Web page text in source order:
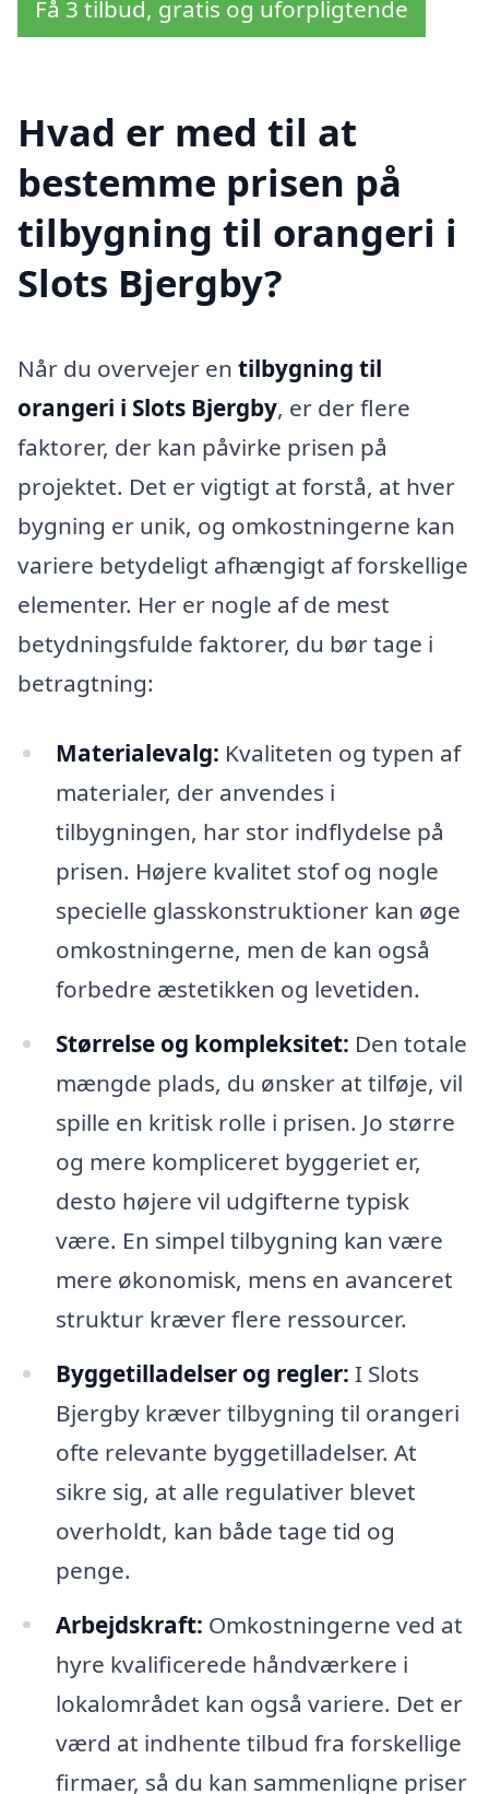
Få 3 tilbud, gratis og uforpligtende
Hvad er med til at
bestemme prisen på
tilbygning til orangeri i
Slots Bjergby?
Når du overvejer en tilbygning til
orangeri i Slots Bjergby, er der flere
faktorer, der kan påvirke prisen på
projektet. Det er vigtigt at forstå, at hver
bygning er unik, og omkostningerne kan
variere betydeligt afhængigt af forskellige
elementer. Her er nogle af de mest
betydningsfulde faktorer, du bør tage i
betragtning:
Materialevalg: Kvaliteten og typen af
materialer, der anvendes i
tilbygningen, har stor indflydelse på
prisen. Højere kvalitet stof og nogle
specielle glasskonstruktioner kan øge
omkostningerne, men de kan også
forbedre æstetikken og levetiden.
Størrelse og kompleksitet: Den totale
mængde plads, du ønsker at tilføje, vil
spille en kritisk rolle i prisen. Jo større
og mere kompliceret byggeriet er,
desto højere vil udgifterne typisk
være. En simpel tilbygning kan være
mere økonomisk, mens en avanceret
struktur kræver flere ressourcer.
Byggetilladelser og regler: I Slots
Bjergby kræver tilbygning til orangeri
ofte relevante byggetilladelser. At
sikre sig, at alle regulativer blevet
overholdt, kan både tage tid og
penge.
Arbejdskraft: Omkostningerne ved at
hyre kvalificerede håndværkere i
lokalområdet kan også variere. Det er
værd at indhente tilbud fra forskellige
firmaer, så du kan sammenligne priser